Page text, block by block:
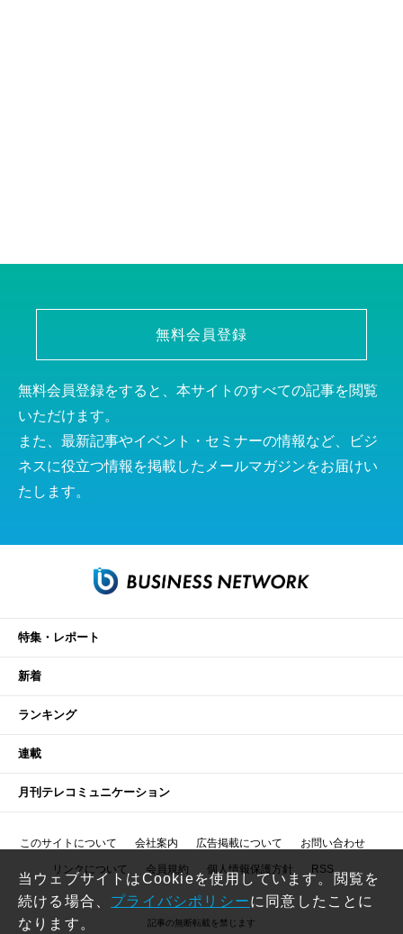
無料会員登録
無料会員登録をすると、本サイトのすべての記事を閲覧
いただけます。
また、最新記事やイベント・セミナーの情報など、ビジ
ネスに役立つ情報を掲載したメールマガジンをお届けい
たします。
特集・レポート
新着
ランキング
連載
月刊テレコミュニケーション
このサイトについて 会社案内 広告掲載について お問い合わせ
リンクについて 会員規約 個人情報保護方針 RSS
記事の無断転載を禁じます
当ウェブサイトはCookieを使用しています。閲覧を
続ける場合、 プライバシポリシーに同意したことに
なります。